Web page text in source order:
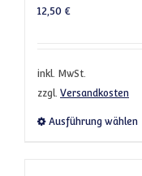
12,50 €
inkl. MwSt.
zzgl. Versandkosten
Ausführung wählen